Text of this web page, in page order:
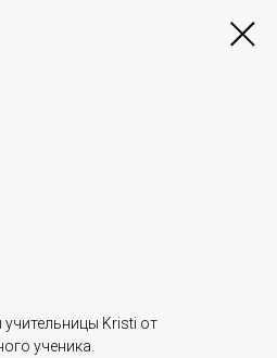
Kristi от
ученика.